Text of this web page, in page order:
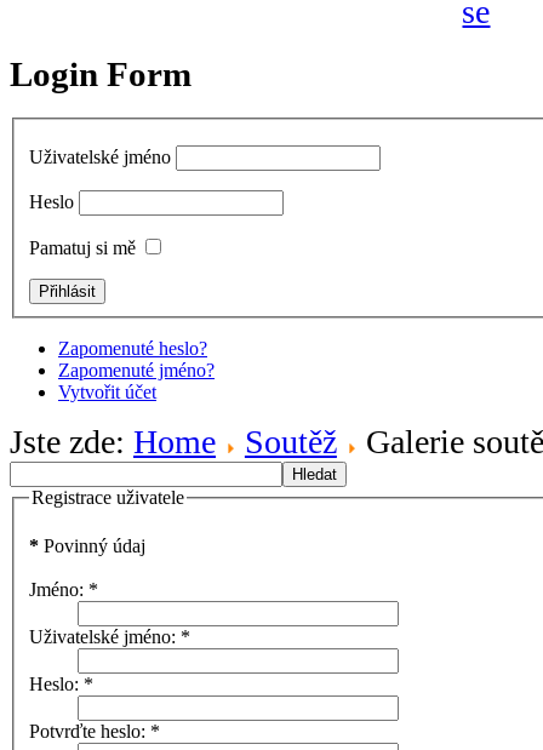
Login Form
Uživatelské jméno
Heslo
Pamatuj si mě
Zapomenuté heslo?
Zapomenuté jméno?
Vytvořit účet
Jste zde: Home Soutěž Galerie
Hledat
Registrace uživatele
* Povinný údaj
Jméno: *
Uživatelské jméno: *
Heslo: *
Potvrďte heslo: *